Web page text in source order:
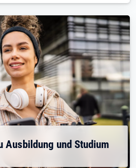
Ausbildung und Studium